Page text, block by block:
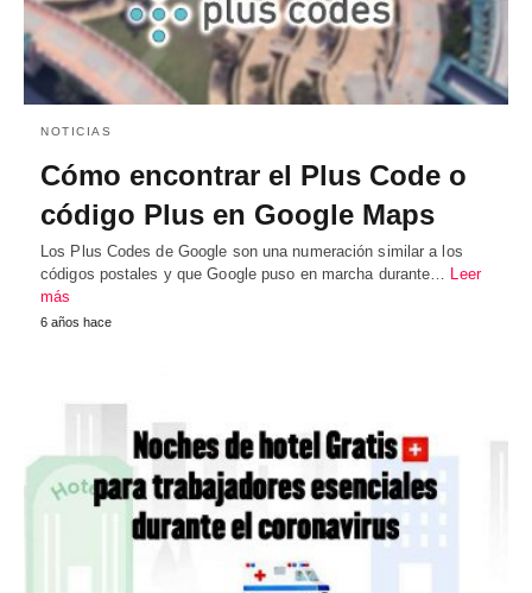
NOTICIAS
Cómo encontrar el Plus Code o
código Plus en Google Maps
Los Plus Codes de Google son una numeración similar a los
códigos postales y que Google puso en marcha durante… Leer
más
6 años hace